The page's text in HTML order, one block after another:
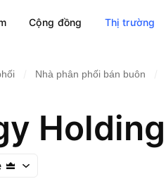
Cộng đồng Thị trường
Nhà phân phối bán buôn